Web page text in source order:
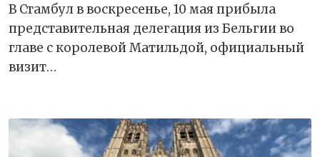
В Стамбул в воскресенье, 10 мая прибыла
представительная делегация из Бельгии во
главе с королевой Матильдой, официальный
визит…